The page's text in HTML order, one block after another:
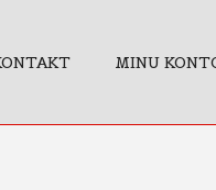
MINU